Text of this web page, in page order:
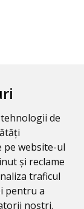
de
pe website-ul
și reclame
traficul
pentru a
noștri.